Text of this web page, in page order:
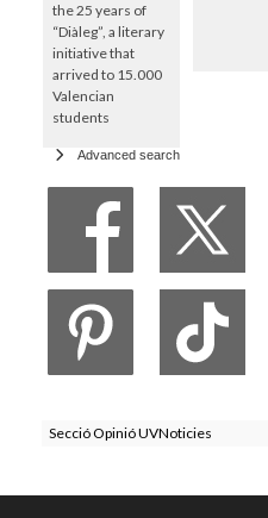
the 25 years of
“Diàleg”, a literary
initiative that
arrived to 15.000
Valencian
students
Advanced search
Secció Opinió UVNoticies